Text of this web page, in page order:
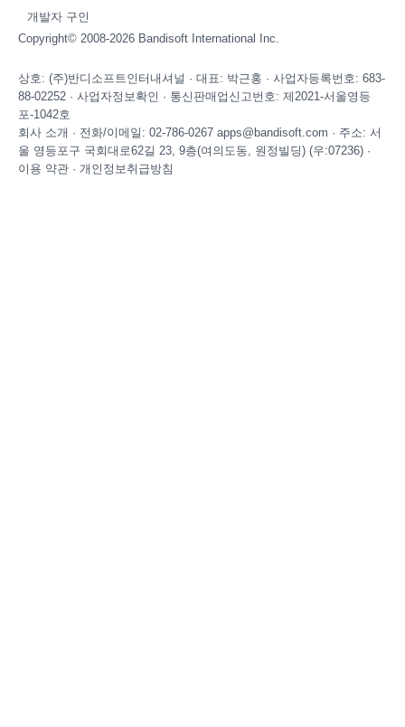
개발자 구인
Copyright© 2008-2026 Bandisoft International Inc.
상호: (주)반디소프트인터내셔널 · 대표: 박근홍 · 사업자등록번호: 683-
88-02252 · 사업자정보확인 · 통신판매업신고번호: 제2021-서울영등
포-1042호
회사 소개 · 전화/이메일: 02-786-0267 apps@bandisoft.com · 주소: 서
울 영등포구 국회대로62길 23, 9층(여의도동, 원정빌딩) (우:07236) ·
이용 약관 · 개인정보취급방침